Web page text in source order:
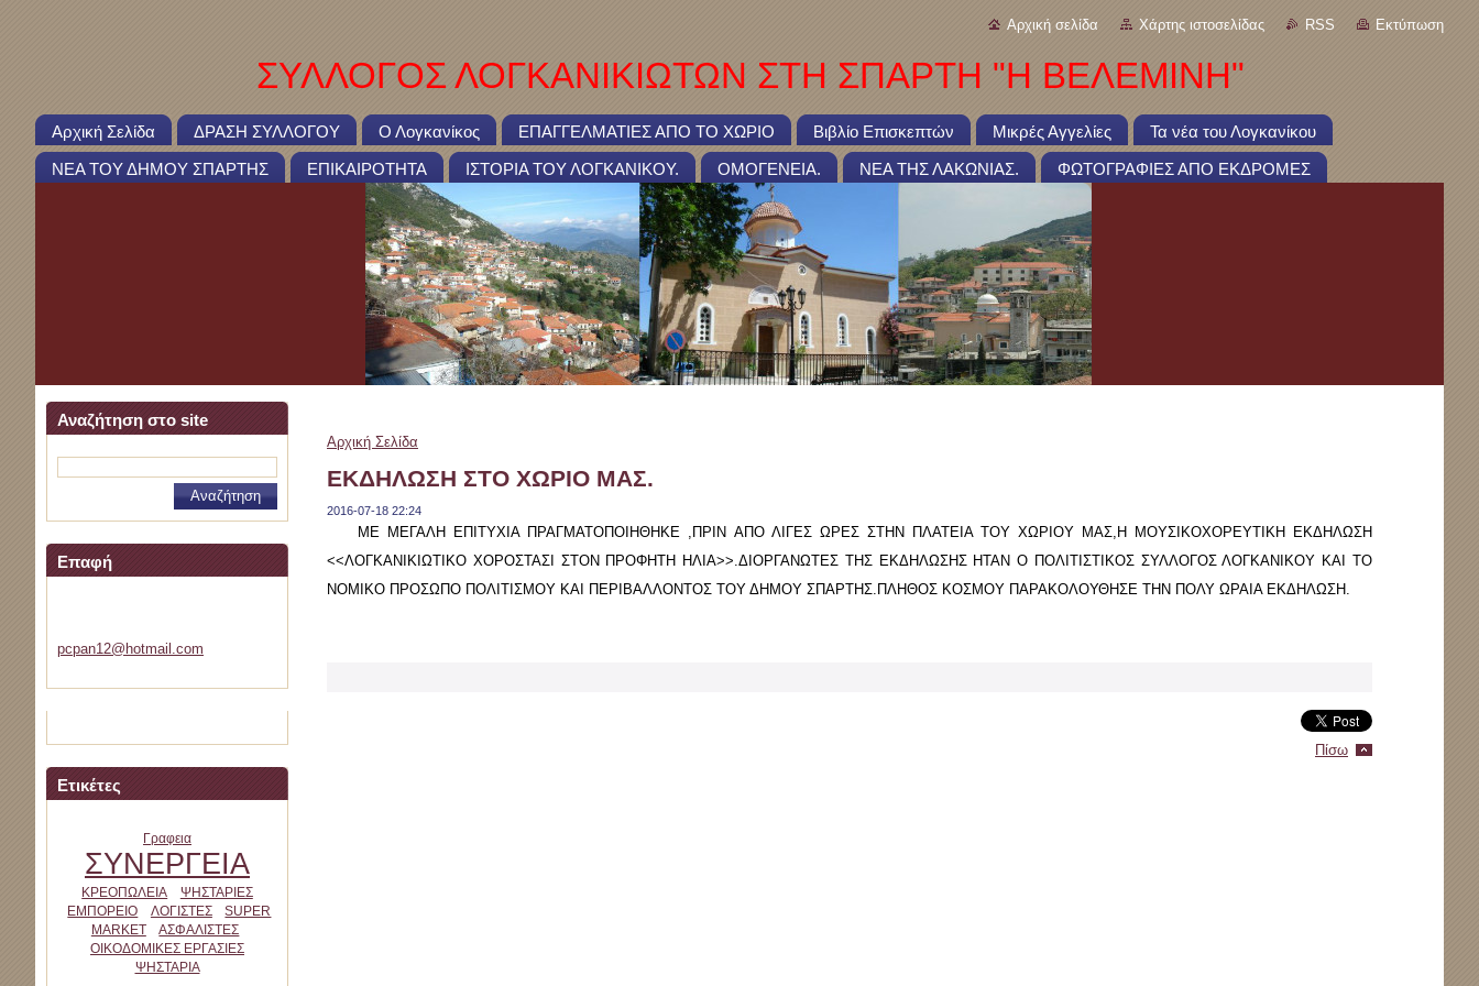
Αρχική σελίδα Χάρτης ιστοσελίδας RSS Εκτύπωση
ΣΥΛΛΟΓΟΣ ΛΟΓΚΑΝΙΚΙΩΤΩΝ ΣΤΗ ΣΠΑΡΤΗ "Η ΒΕΛΕΜΙΝΗ"
Αρχική Σελίδα ΔΡΑΣΗ ΣΥΛΛΟΓΟΥ Ο Λογκανίκος ΕΠΑΓΓΕΛΜΑΤΙΕΣ ΑΠΟ ΤΟ ΧΩΡΙΟ Βιβλίο Επισκεπτών Μικρές Αγγελίες Τα νέα του Λογκανίκου
ΝΕΑ ΤΟΥ ΔΗΜΟΥ ΣΠΑΡΤΗΣ ΕΠΙΚΑΙΡΟΤΗΤΑ ΙΣΤΟΡΙΑ ΤΟΥ ΛΟΓΚΑΝΙΚΟΥ. ΟΜΟΓΕΝΕΙΑ. ΝΕΑ ΤΗΣ ΛΑΚΩΝΙΑΣ. ΦΩΤΟΓΡΑΦΙΕΣ ΑΠΟ ΕΚΔΡΟΜΕΣ
Αναζήτηση στο site
Επαφή
pcpan12@ hotmail.com
Ετικέτες
Γραφεια
ΣΥΝΕΡΓΕΙΑ
ΚΡΕΟΠΩΛΕΙΑ
ΨΗΣΤΑΡΙΕΣ
ΕΜΠΟΡΕΙΟ
ΛΟΓΙΣΤΕΣ
SUPER
MARKET
ΑΣΦΑΛΙΣΤΕΣ
ΟΙΚΟΔΟΜΙΚΕΣ ΕΡΓΑΣΙΕΣ
ΨΗΣΤΑΡΙΑ
Αρχική Σελίδα
ΕΚΔΗΛΩΣΗ ΣΤΟ ΧΩΡΙΟ ΜΑΣ.
2016-07-18 22:24
ΜΕ ΜΕΓΑΛΗ ΕΠΙΤΥΧΙΑ ΠΡΑΓΜΑΤΟΠΟΙΗΘΗΚΕ ,ΠΡΙΝ ΑΠΟ ΛΙΓΕΣ ΩΡΕΣ ΣΤΗΝ ΠΛΑΤΕΙΑ ΤΟΥ ΧΩΡΙΟΥ ΜΑΣ,Η ΜΟΥΣΙΚΟΧΟΡΕΥΤΙΚΗ ΕΚΔΗΛΩΣΗ
<<ΛΟΓΚΑΝΙΚΙΩΤΙΚΟ ΧΟΡΟΣΤΑΣΙ ΣΤΟΝ ΠΡΟΦΗΤΗ ΗΛΙΑ>>.ΔΙΟΡΓΑΝΩΤΕΣ ΤΗΣ ΕΚΔΗΛΩΣΗΣ ΗΤΑΝ Ο ΠΟΛΙΤΙΣΤΙΚΟΣ ΣΥΛΛΟΓΟΣ ΛΟΓΚΑΝΙΚΟΥ ΚΑΙ ΤΟ
ΝΟΜΙΚΟ ΠΡΟΣΩΠΟ ΠΟΛΙΤΙΣΜΟΥ ΚΑΙ ΠΕΡΙΒΑΛΛΟΝΤΟΣ ΤΟΥ ΔΗΜΟΥ ΣΠΑΡΤΗΣ.ΠΛΗΘΟΣ ΚΟΣΜΟΥ ΠΑΡΑΚΟΛΟΥΘΗΣΕ ΤΗΝ ΠΟΛΥ ΩΡΑΙΑ ΕΚΔΗΛΩΣΗ.
Πίσω